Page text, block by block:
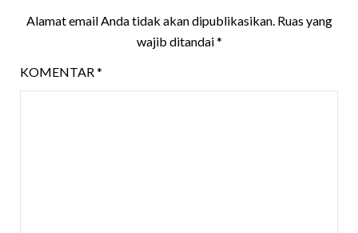
Alamat email Anda tidak akan dipublikasikan. Ruas yang
wajib ditandai*
KOMENTAR*